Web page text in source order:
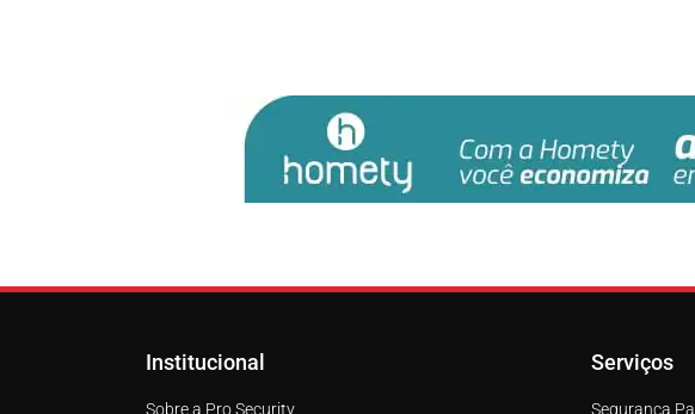
Institucional
Sobre a Pro Security
Serviços
Segurança